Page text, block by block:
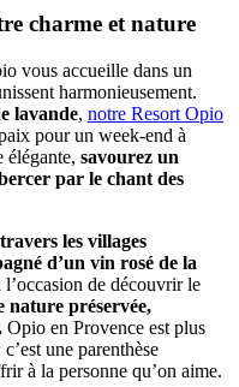
charme et nature
vous accueille dans un
harmonieusement.
lavande, notre Resort Opio
pour un week-end à
élégante, savourez un
par le chant des
les villages
d’un vin rosé de la
de découvrir le
nature préservée,
Opio en Provence est plus
une parenthèse
à la personne qu’on aime.